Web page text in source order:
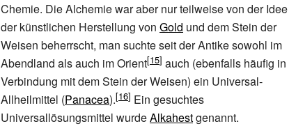
Chemie. Die Alchemie war aber nur teilweise von der Idee
der künstlichen Herstellung von Gold und dem Stein der
Weisen beherrscht, man suchte seit der Antike sowohl im
Abendland als auch im Orient
auch (ebenfalls häufig in
Verbindung mit dem Stein der Weisen) ein Universal-
Allheilmittel (Panacea).
Ein gesuchtes
Universallösungsmittel wurdeAlkahestgenannt.